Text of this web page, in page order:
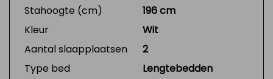
Stahoogte (cm)
196 cm
Kleur
Wit
Aantal slaapplaatsen
2
Type bed
Lengtebedden